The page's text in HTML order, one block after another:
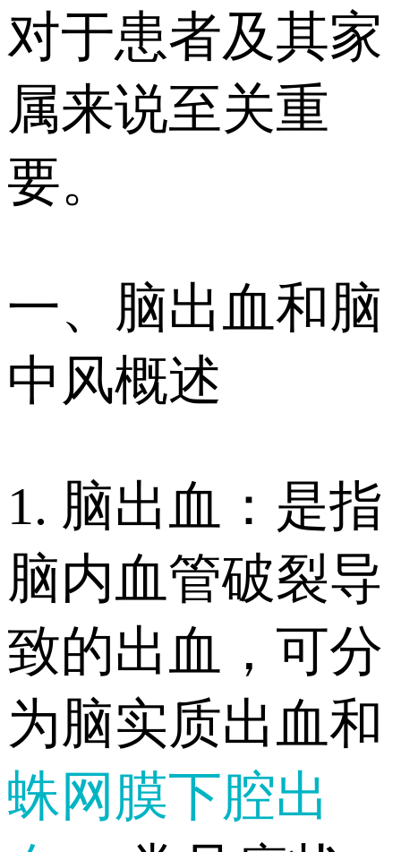
对于患者及其家
属来说至关重
要。
一、脑出血和脑
中风概述
1. 脑出血：是指
脑内血管破裂导
致的出血，可分
为脑实质出血和
蛛网膜下腔出